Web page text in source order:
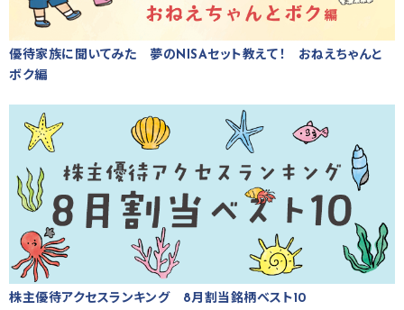
優待家族に聞いてみた 夢のNISAセット教えて！ おねえちゃんと
ボク編
株主優待アクセスランキング 8月割当銘柄ベスト10